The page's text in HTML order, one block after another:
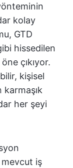
kolay
GTD
hissedilen
çıkıyor.
kişisel
her şeyi
mevcut iş